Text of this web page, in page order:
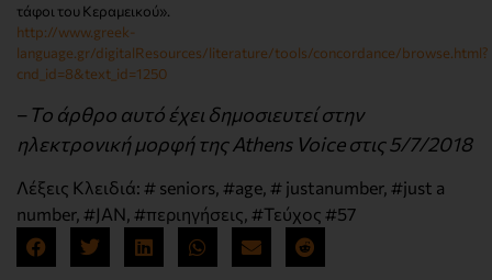
τάφοι του Κεραμεικού».
http://www.greek-
language.gr/digitalResources/literature/tools/concordance/browse.html?
cnd_id=8&text_id=1250
– Το άρθρο αυτό έχει δημοσιευτεί στην
ηλεκτρονική μορφή της Athens Voice στις 5/7/2018
Λέξεις Κλειδιά: # seniors, #age, # justanumber, #just a
number, #JAN, #περιηγήσεις, #Τεύχος #57